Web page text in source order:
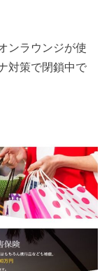
ンラウンジが使
対策で閉鎖中で